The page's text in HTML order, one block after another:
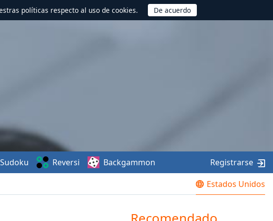
políticas respecto al uso de cookies.
Estados Unidos
Sudoku Reversi Backgammon Registrarse